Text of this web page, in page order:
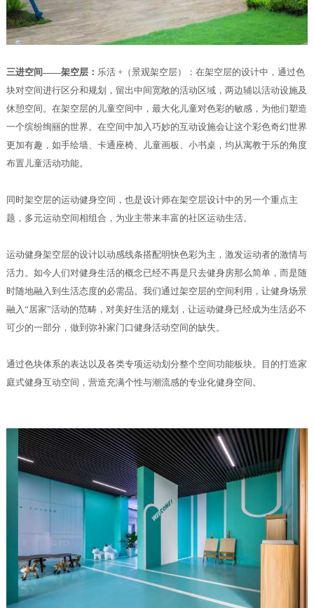
三进空间——架空层： 乐活 +（景观架空层）：在架空层的设计中，通过色
块对空间进行区分和规划，留出中间宽敞的活动区域，两边辅以活动设施及
休憩空间。在架空层的儿童空间中，最大化儿童对色彩的敏感，为他们塑造
一个缤纷绚丽的世界。在空间中加入巧妙的互动设施会让这个彩色奇幻世界
更加有趣，如手绘墙、卡通座椅、儿童画板、小书桌，均从寓教于乐的角度
布置儿童活动功能。
同时架空层的运动健身空间，也是设计师在架空层设计中的另一个重点主
题，多元运动空间相组合，为业主带来丰富的社区运动生活。
运动健身架空层的设计以动感线条搭配明快色彩为主，激发运动者的激情与
活力。如今人们对健身生活的概念已经不再是只去健身房那么简单，而是随
时随地融入到生活态度的必需品。我们通过架空层的空间利用，让健身场景
融入“居家”活动的范畴，对美好生活的规划，让运动健身已经成为生活必不
可少的一部分，做到弥补家门口健身活动空间的缺失。
通过色块体系的表达以及各类专项运动划分整个空间功能板块。目的打造家
庭式健身互动空间，营造充满个性与潮流感的专业化健身空间。